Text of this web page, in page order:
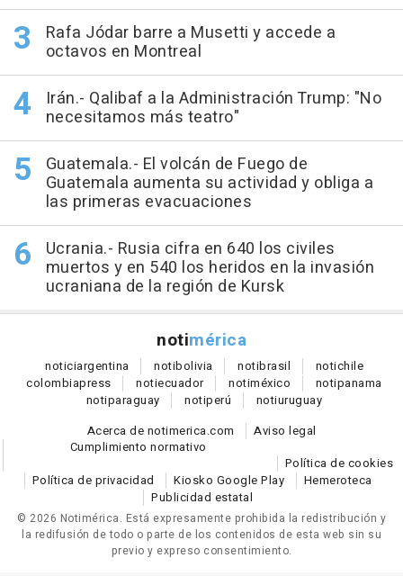
Rafa Jódar barre a Musetti y accede a
octavos en Montreal
Irán.- Qalibaf a la Administración Trump: "No
necesitamos más teatro"
Guatemala.- El volcán de Fuego de
Guatemala aumenta su actividad y obliga a
las primeras evacuaciones
Ucrania.- Rusia cifra en 640 los civiles
muertos y en 540 los heridos en la invasión
ucraniana de la región de Kursk
notimérica
noticiargentina notibolivia notibrasil notichile
colombiapress notiecuador notiméxico notipanama
notiparaguay notiperú notiuruguay
Acerca de notimerica.com
Aviso legal
Cumplimiento normativo
Política de cookies
Política de privacidad
Kiosko Google Play
Hemeroteca
Publicidad estatal
© 2026 Notimérica. Está expresamente prohibida la redistribución y
la redifusión de todo o parte de los contenidos de esta web sin su
previo y expreso consentimiento.